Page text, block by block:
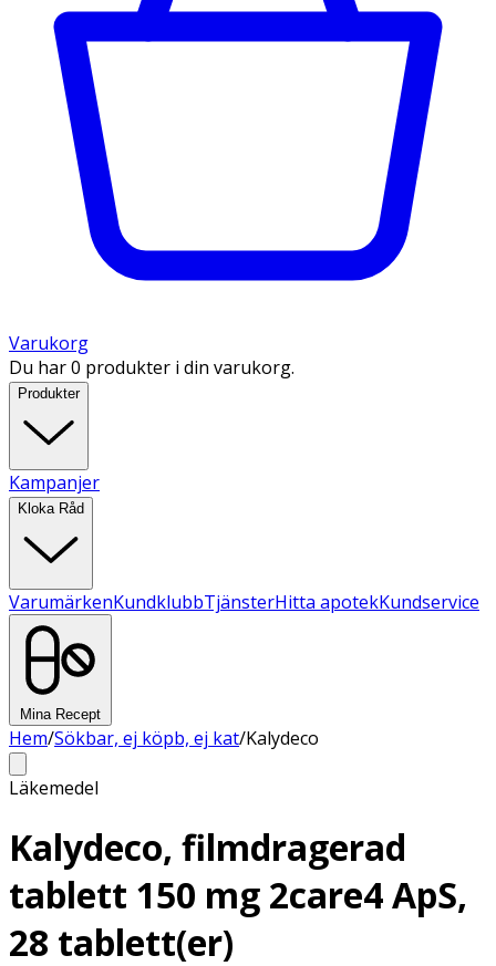
Varukorg
Du har 0 produkter i din varukorg.
Produkter
Kampanjer
Kloka Råd
VarumärkenKundklubbTjänsterHitta apotekKundservice
Mina Recept
Hem/Sökbar, ej köpb, ej kat/Kalydeco
Läkemedel
Kalydeco, filmdragerad
tablett 150 mg 2care4 ApS,
28 tablett(er)